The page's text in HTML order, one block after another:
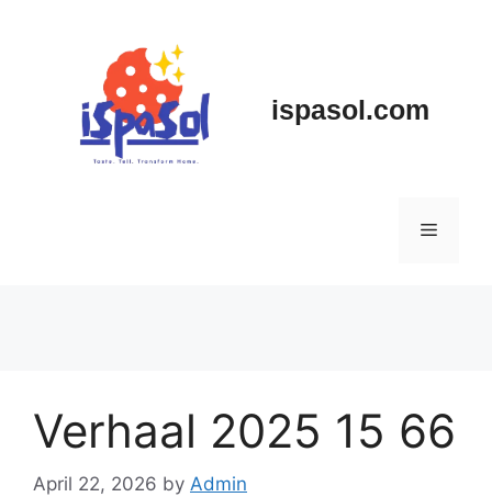
ispasol.com
Menu
Verhaal 2025 15 66
April 22, 2026 by Admin